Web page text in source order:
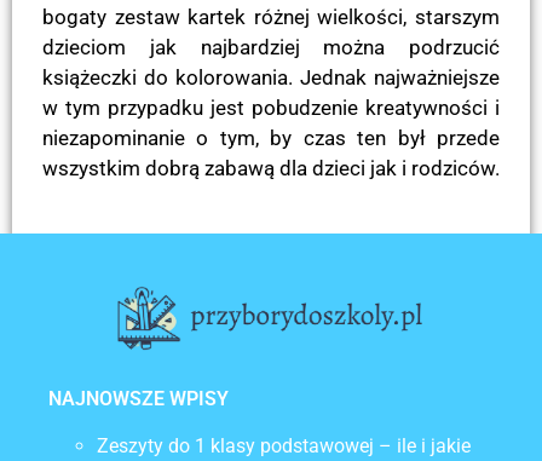
bogaty zestaw kartek różnej wielkości, starszym
dzieciom jak najbardziej można podrzucić
książeczki do kolorowania. Jednak najważniejsze
w tym przypadku jest pobudzenie kreatywności i
niezapominanie o tym, by czas ten był przede
wszystkim dobrą zabawą dla dzieci jak i rodziców.
Co włożyć do lanczówki?
NAJNOWSZE WPISY
Zeszyty do 1 klasy podstawowej – ile i jakie